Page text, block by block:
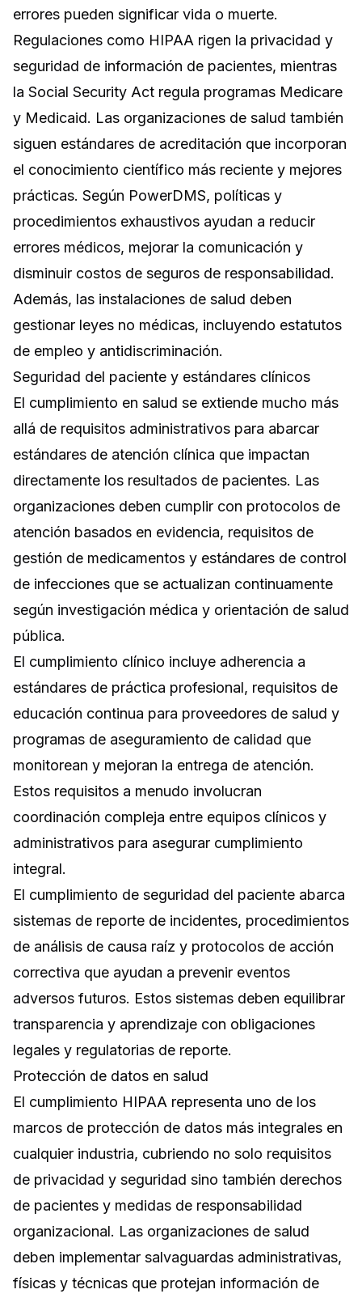
errores pueden significar vida o muerte.
Regulaciones como HIPAA rigen la privacidad y
seguridad de información de pacientes, mientras
la Social Security Act regula programas Medicare
y Medicaid. Las organizaciones de salud también
siguen estándares de acreditación que incorporan
el conocimiento científico más reciente y mejores
prácticas. Según PowerDMS, políticas y
procedimientos exhaustivos ayudan a reducir
errores médicos, mejorar la comunicación y
disminuir costos de seguros de responsabilidad.
Además, las instalaciones de salud deben
gestionar leyes no médicas, incluyendo estatutos
de empleo y antidiscriminación.
Seguridad del paciente y estándares clínicos
El cumplimiento en salud se extiende mucho más
allá de requisitos administrativos para abarcar
estándares de atención clínica que impactan
directamente los resultados de pacientes. Las
organizaciones deben cumplir con protocolos de
atención basados en evidencia, requisitos de
gestión de medicamentos y estándares de control
de infecciones que se actualizan continuamente
según investigación médica y orientación de salud
pública.
El cumplimiento clínico incluye adherencia a
estándares de práctica profesional, requisitos de
educación continua para proveedores de salud y
programas de aseguramiento de calidad que
monitorean y mejoran la entrega de atención.
Estos requisitos a menudo involucran
coordinación compleja entre equipos clínicos y
administrativos para asegurar cumplimiento
integral.
El cumplimiento de seguridad del paciente abarca
sistemas de reporte de incidentes, procedimientos
de análisis de causa raíz y protocolos de acción
correctiva que ayudan a prevenir eventos
adversos futuros. Estos sistemas deben equilibrar
transparencia y aprendizaje con obligaciones
legales y regulatorias de reporte.
Protección de datos en salud
El cumplimiento HIPAA representa uno de los
marcos de protección de datos más integrales en
cualquier industria, cubriendo no solo requisitos
de privacidad y seguridad sino también derechos
de pacientes y medidas de responsabilidad
organizacional. Las organizaciones de salud
deben implementar salvaguardas administrativas,
físicas y técnicas que protejan información de